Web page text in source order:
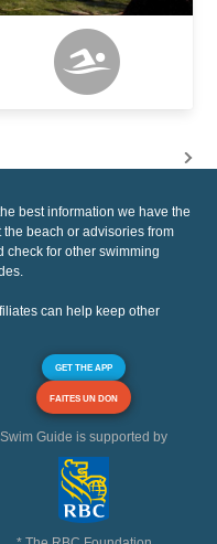
best information we have the
beach or advisories from
check for other swimming
can help keep other
GET THE APP
FAITES UN DON
Swim Guide is supported by